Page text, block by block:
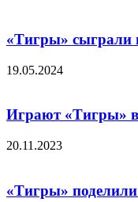
«Тигры» сыграли
19.05.2024
Играют «Тигры»
20.11.2023
«Тигры»